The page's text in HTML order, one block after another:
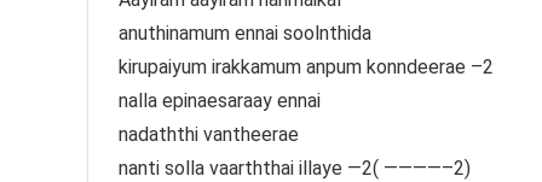
anuthinamum ennai soolnthida
kirupaiyum irakkamum anpum konndeerae –2
nalla epinaesaraay ennai
nadaththi vantheerae
nanti solla vaarththai illaye —2( ————–2)